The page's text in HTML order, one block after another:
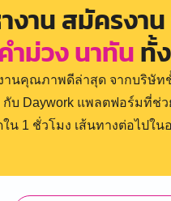
งาน สมัครงาน
ำม่วง นาทันทั้
านคุณภาพดีล่าสุด จากบริษัท
บ Daywork แพลตฟอร์มที่ช่ว
ใน 1 ชั่วโมง เส้นทางต่อไปใ